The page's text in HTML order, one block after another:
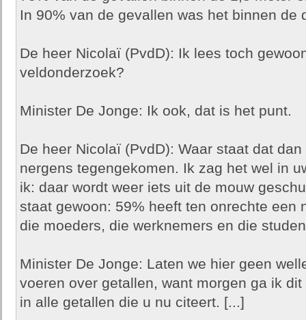
In 90% van de gevallen was het binnen de
De heer Nicolaï (PvdD): Ik lees toch
veldonderzoek?
Minister De Jonge: Ik ook, dat is het punt.
De heer Nicolaï (PvdD): Waar staat dat
nergens tegengekomen. Ik zag het wel in
ik: daar wordt weer iets uit de mouw
staat gewoon: 59% heeft ten onrechte een
die moeders, die werknemers en die
Minister De Jonge: Laten we hier geen
voeren over getallen, want morgen ga ik
in alle getallen die u nu citeert. [...]